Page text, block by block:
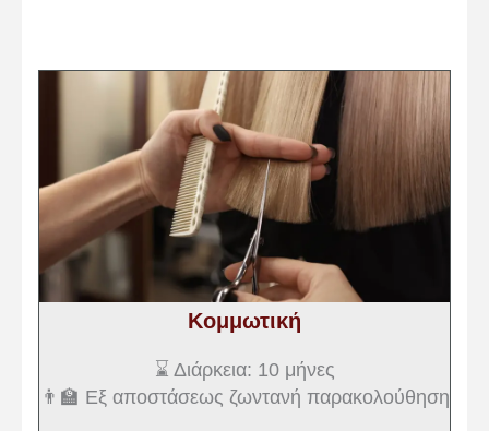
Κομμωτική
⌛ Διάρκεια: 10 μήνες
👨‍🏫 Εξ αποστάσεως ζωντανή παρακολούθηση